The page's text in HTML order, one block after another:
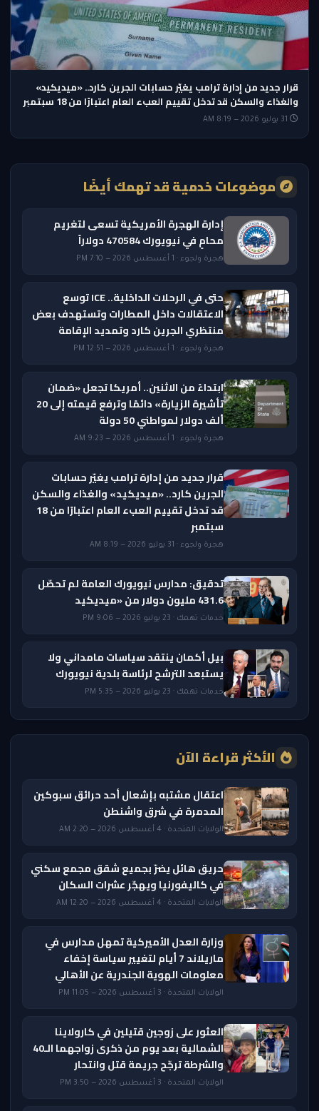
قرار جديد من إدارة ترامب يغيّر حسابات الجرين كارد.. «ميديكيد»
والغذاء والسكن قد تدخل تقييم العبء العام اعتبارًا من 18 سبتمبر
موضوعات خدمية قد تهمك أيضًا
إدارة الهجرة الأمريكية تسعى لتغريم
محامٍ في نيويورك 470584 دولاراً
هجرة ولجوء · 1 أغسطس 2026 — 7:10 PM
حتى في الرحلات الداخلية.. ICE توسع
الاعتقالات داخل المطارات وتستهدف بعض
منتظري الجرين كارد وتمديد الإقامة
هجرة ولجوء · 1 أغسطس 2026 — 12:51 PM
ابتداءً من الاثنين.. أمريكا تجعل «ضمان
تأشيرة الزيارة» دائمًا وترفع قيمته إلى 20
ألف دولار لمواطني 50 دولة
هجرة ولجوء · 1 أغسطس 2026 — 9:23 AM
قرار جديد من إدارة ترامب يغيّر حسابات
الجرين كارد.. «ميديكيد» والغذاء والسكن
قد تدخل تقييم العبء العام اعتبارًا من 18
سبتمبر
هجرة ولجوء · 31 يوليو 2026 — 8:19 AM
تدقيق: مدارس نيويورك العامة لم تحصّل
431.6 مليون دولار من «ميديكيد
خدمات تهمك · 23 يوليو 2026 — 9:06 PM
بيل أكمان ينتقد سياسات مامداني ولا
يستبعد الترشح لرئاسة بلدية نيويورك
خدمات تهمك · 23 يوليو 2026 — 5:35 PM
الأكثر قراءة الآن
اعتقال مشتبه بإشعال أحد حرائق سبوكين
المدمرة في شرق واشنطن
الولايات المتحدة · 4 أغسطس 2026 — 2:20 AM
حريق هائل يضرّ بجميع شقق مجمع سكني
في كاليفورنيا ويهجّر عشرات السكان
الولايات المتحدة · 4 أغسطس 2026 — 12:20 AM
وزارة العدل الأميركية تمهل مدارس في
ماريلاند 7 أيام لتغيير سياسة إخفاء
معلومات الهوية الجندرية عن الأهالي
الولايات المتحدة · 3 أغسطس 2026 — 11:05 PM
العثور على زوجين قتيلين في كارولاينا
الشمالية بعد يوم من ذكرى زواجهما الـ40
والشرطة ترجّح جريمة قتل وانتحار
الولايات المتحدة · 3 أغسطس 2026 — 3:50 PM